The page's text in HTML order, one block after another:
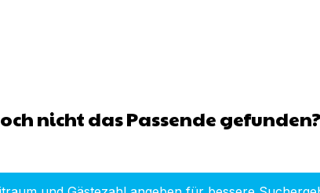
nicht das Passende gefunden?